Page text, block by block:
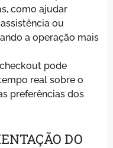
como ajudar
ou
a operação mais
pode
real sobre o
preferências dos
DO